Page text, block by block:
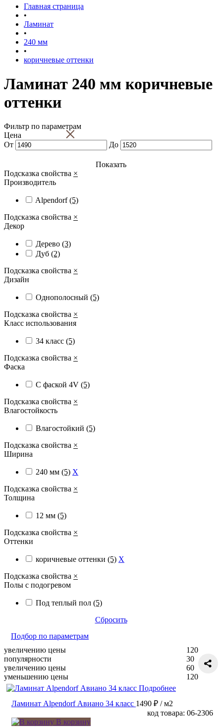
Главная страница
•
Ламинат
•
240 мм
•
коричневые оттенки
Ламинат 240 мм коричневые
оттенки
Фильтр по параметрам
×
Цена
От
До
Показать
Подсказка свойства ×
Производитель
Alpendorf(5)
Подсказка свойства ×
Декор
Дерево (3)
Дуб (2)
Подсказка свойства ×
Дизайн
Однополосный (5)
Подсказка свойства ×
Класс использования
34 класс (5)
Подсказка свойства ×
Фаска
С фаской 4V (5)
Подсказка свойства ×
Влагостойкость
Влагостойкий (5)
Подсказка свойства ×
Ширина
240 мм (5) X
Подсказка свойства ×
Толщина
12 мм (5)
Подсказка свойства ×
Оттенки
коричневые оттенки (5) X
Подсказка свойства ×
Полы с подогревом
Под теплый пол (5)
Сбросить
Подбор по параметрам
увеличению цены
популярности
увеличению цены
уменьшению цены
120
30
60
120
Подробнее
Ламинат Alpendorf Авиано 34 класс 1490 ₽ / м2
код товара: 06-2306
В корзину